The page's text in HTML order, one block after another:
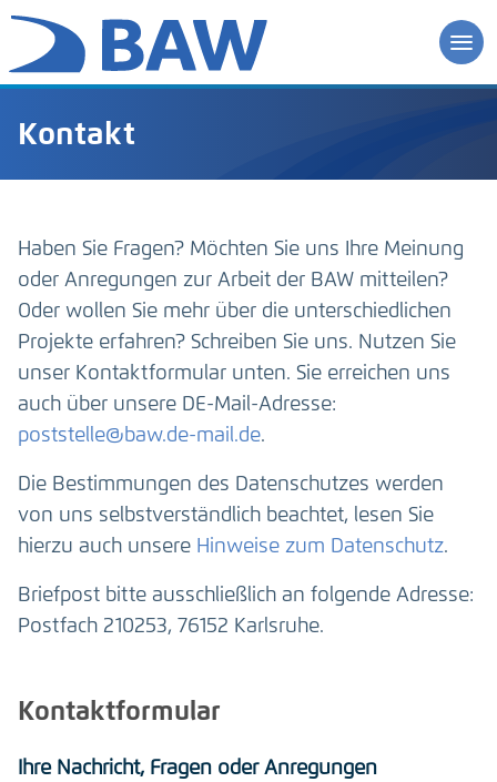
Kontakt
Haben Sie Fragen? Möchten Sie uns Ihre Meinung
oder Anregungen zur Arbeit der BAW mitteilen?
Oder wollen Sie mehr über die unterschiedlichen
Projekte erfahren? Schreiben Sie uns. Nutzen Sie
unser Kontaktformular unten. Sie erreichen uns
auch über unsere DE-Mail-Adresse:
poststelle@baw.de-mail.de.
Die Bestimmungen des Datenschutzes werden
von uns selbstverständlich beachtet, lesen Sie
hierzu auch unsere Hinweise zum Datenschutz.
Briefpost bitte ausschließlich an folgende Adresse:
Postfach 210253, 76152 Karlsruhe.
Kontaktformular
Ihre Nachricht, Fragen oder Anregungen